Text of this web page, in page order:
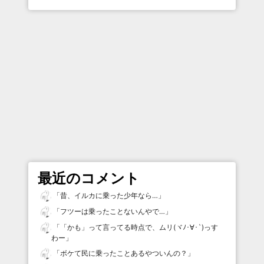
最近のコメント
「昔、イルカに乗った少年なら… 」
「フツーは乗ったことないんやで… 」
「 「かも」って言ってる時点で、ムリ(ヾﾉ･∀･`)っす
わー 」
「ボケて民に乗ったことあるやついんの？ 」